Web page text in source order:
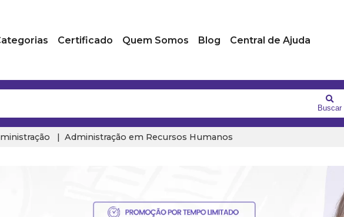
Certificado Quem Somos Blog Central de Ajuda
Buscar
Administração em Recursos Humanos